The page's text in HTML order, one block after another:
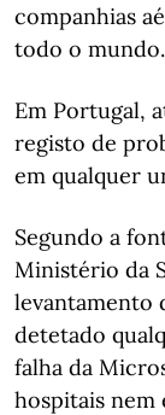
companhias
todo o mundo.
Em Portugal,
registo de
em qualquer
Segundo a
Ministério da
levantamento
detetado
falha da
hospitais nem